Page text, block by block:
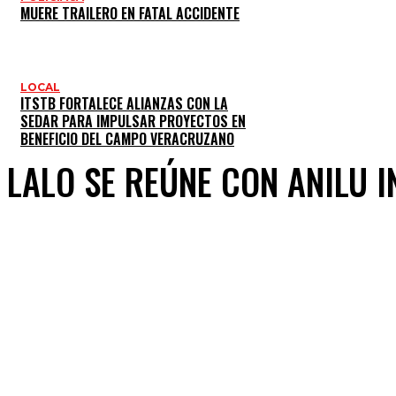
MUERE TRAILERO EN FATAL ACCIDENTE
LOCAL
ITSTB FORTALECE ALIANZAS CON LA
SEDAR PARA IMPULSAR PROYECTOS EN
BENEFICIO DEL CAMPO VERACRUZANO
LALO SE REÚNE CON ANILU